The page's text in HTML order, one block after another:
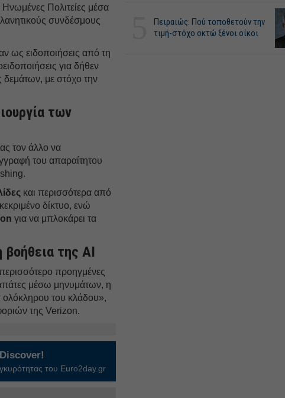
Πολιτείες μέσα
συνδέσμους
ως ειδοποιήσεις από τη
για δήθεν
με στόχο την
των
τον άλλο να
του απαραίτητου
και περισσότερα από
δίκτυο, ενώ
για να μπλοκάρει τα
βοήθεια της AI
προηγμένες
μέσω μηνυμάτων, η
ολόκληρου του κλάδου»,
της Verizon.
του Euro2day.gr
Πειραιώς: Πού τοποθετούν την
τιμή-στόχο οκτώ ξένοι οίκοι